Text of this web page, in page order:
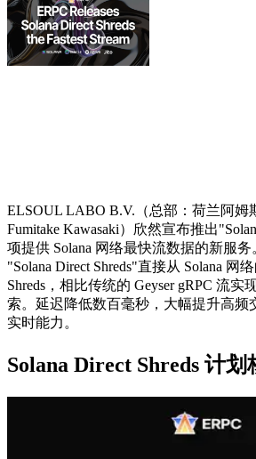
ELSOUL LABO B.V.（总部：荷兰阿姆
Fumitake Kawasaki）欣然宣布推出
项提供 Solana 网络最快流数据的新服务
"Solana Direct Shreds"直接从 Solana 网
Shreds，相比传统的 Geyser gRPC 流实
索。延迟降低数百毫秒，大幅提升高频
实时能力。
Solana Direct Shreds 计划